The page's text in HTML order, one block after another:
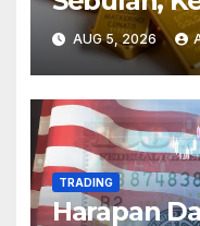
Mereda
AUG 5, 2026
TRADING
Harapan